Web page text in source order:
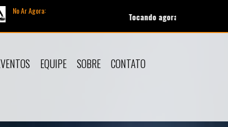
No Ar Agora:
Diego & Victor Hugo Bruno &
EQUIPE SOBRE CONTATO